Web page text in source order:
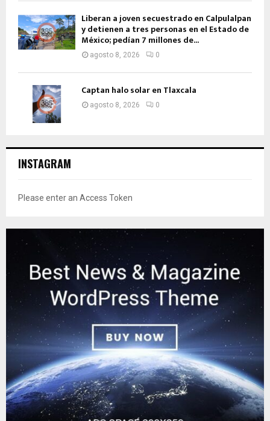
Liberan a joven secuestrado en Calpulalpan
y detienen a tres personas en el Estado de
México; pedían 7 millones de...
agosto 8, 2026 0
Captan halo solar en Tlaxcala
agosto 8, 2026 0
INSTAGRAM
Please enter an Access Token